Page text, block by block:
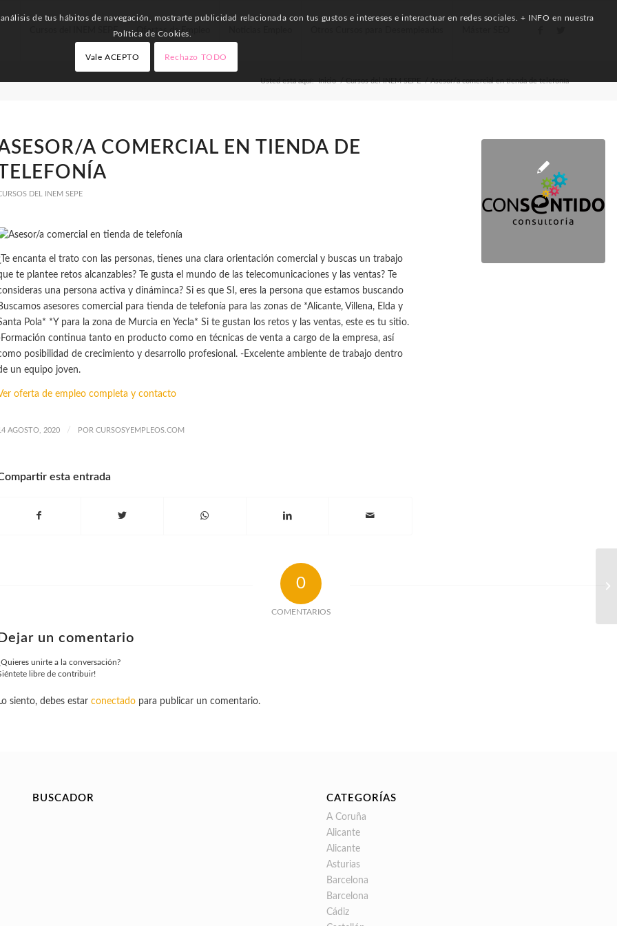
Cursos del INEM SEPE Ofertas de Empleo
Usted está aquí: Inicio / Cursos del INEM SEPE / Asesor/a comercial en tienda de telefonía
A COMERCIAL EN TIENDA DE
DEL INEM SEPE
encanta el trato con las personas, tienes una clara orientación comercial y buscas un trabajo
te plantee retos alcanzables? Te gusta el mundo de las telecomunicaciones y las ventas? Te
una persona activa y dináminca? Si es que SI, eres la persona que estamos buscando
asesores comercial para tienda de telefonía para las zonas de *Alicante, Villena, Elda y
Pola* *Y para la zona de Murcia en Yecla* Si te gustan los retos y las ventas, este es tu sitio.
continua tanto en producto como en técnicas de venta a cargo de la empresa, así
posibilidad de crecimiento y desarrollo profesional. -Excelente ambiente de trabajo dentro
un equipo joven.
oferta de empleo completa y contacto
AGOSTO, 2020 / POR CURSOSYEMPLEOS.COM
esta entrada
0
COMENTARIOS
Dejar un comentario
unirte a la conversación?
libre de contribuir!
Lo siento, debes estar conectadopara publicar un comentario.
BUSCADOR CATEGORÍAS
A Coruña
Alicante
Alicante
Asturias
Barcelona
Barcelona
Cádiz
de tus hábitos de navegación, mostrarte publicidad relacionada con tus gustos e intereses e interactuar en redes sociales. + INFO en nuestra
Política de Cookies.
Vale ACEPTO Rechazo TODO